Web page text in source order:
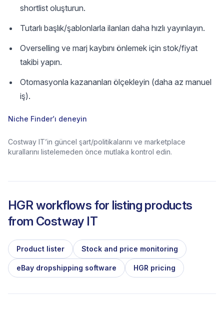
shortlist oluşturun.
Tutarlı başlık/şablonlarla ilanları daha hızlı yayınlayın.
Overselling ve marj kaybını önlemek için stok/fiyat
takibi yapın.
Otomasyonla kazananları ölçekleyin (daha az manuel
iş).
Niche Finder’ı deneyin
Costway IT’in güncel şart/politikalarını ve marketplace
kurallarını listelemeden önce mutlaka kontrol edin.
HGR workflows for listing products
from Costway IT
Product lister Stock and price monitoring
eBay dropshipping software HGR pricing